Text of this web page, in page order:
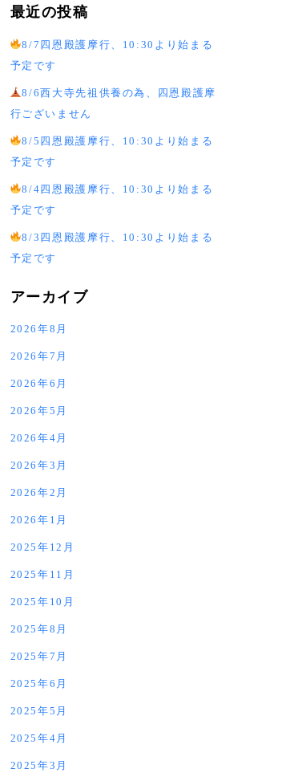
最近の投稿
8/7四恩殿護摩行、10:30より始まる
予定です
8/6西大寺先祖供養の為、四恩殿護摩
行ございません
8/5四恩殿護摩行、10:30より始まる
予定です
8/4四恩殿護摩行、10:30より始まる
予定です
8/3四恩殿護摩行、10:30より始まる
予定です
アーカイブ
2026年8月
2026年7月
2026年6月
2026年5月
2026年4月
2026年3月
2026年2月
2026年1月
2025年12月
2025年11月
2025年10月
2025年8月
2025年7月
2025年6月
2025年5月
2025年4月
2025年3月